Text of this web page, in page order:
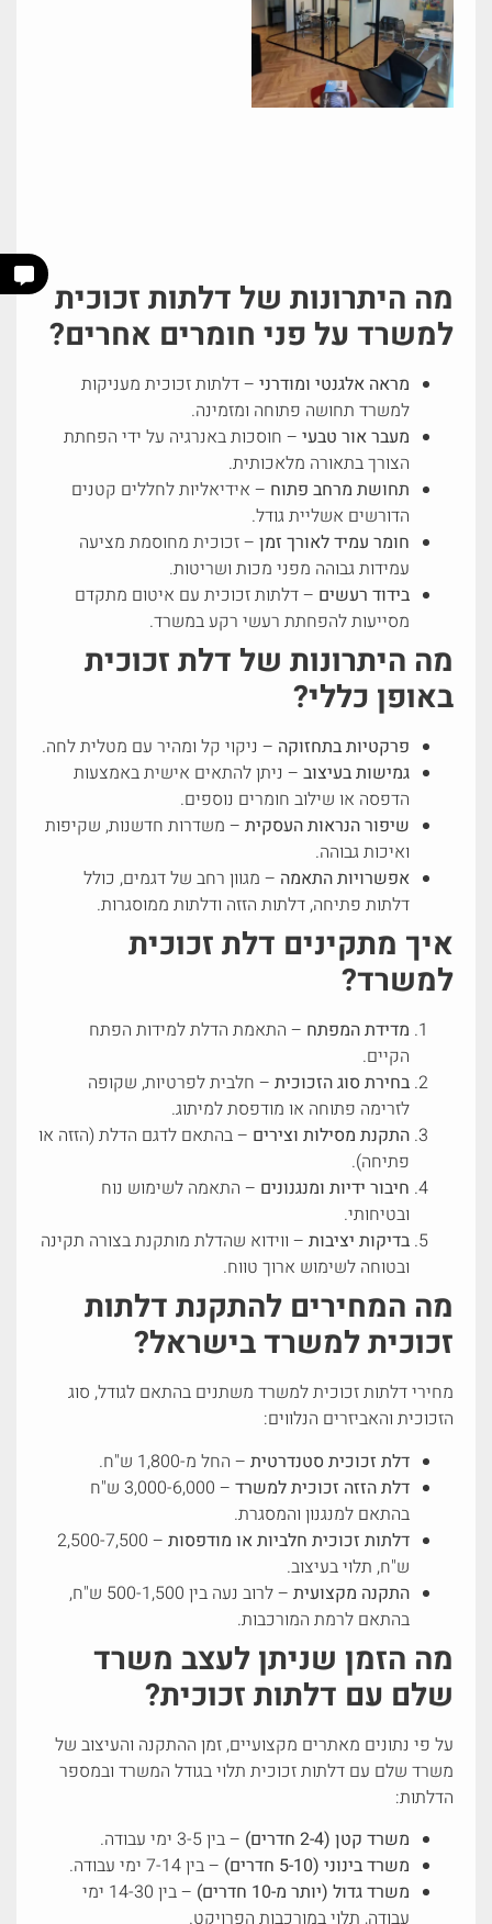
מה היתרונות של דלתות זכוכית
למשרד על פני חומרים אחרים?
מראה אלגנטי ומודרני – דלתות זכוכית מעניקות
למשרד תחושה פתוחה ומזמינה.
מעבר אור טבעי – חוסכות באנרגיה על ידי הפחתת
הצורך בתאורה מלאכותית.
תחושת מרחב פתוח – אידיאליות לחללים קטנים
הדורשים אשליית גודל.
חומר עמיד לאורך זמן – זכוכית מחוסמת מציעה
עמידות גבוהה מפני מכות ושריטות.
בידוד רעשים – דלתות זכוכית עם איטום מתקדם
מסייעות להפחתת רעשי רקע במשרד.
מה היתרונות של דלת זכוכית
באופן כללי?
פרקטיות בתחזוקה – ניקוי קל ומהיר עם מטלית לחה.
גמישות בעיצוב – ניתן להתאים אישית באמצעות
הדפסה או שילוב חומרים נוספים.
שיפור הנראות העסקית – משדרות חדשנות, שקיפות
ואיכות גבוהה.
אפשרויות התאמה – מגוון רחב של דגמים, כולל
דלתות פתיחה, דלתות הזזה ודלתות ממוסגרות.
איך מתקינים דלת זכוכית
למשרד?
מדידת המפתח – התאמת הדלת למידות הפתח
הקיים.
בחירת סוג הזכוכית – חלבית לפרטיות, שקופה
לזרימה פתוחה או מודפסת למיתוג.
התקנת מסילות וצירים – בהתאם לדגם הדלת (הזזה או
פתיחה).
חיבור ידיות ומנגנונים – התאמה לשימוש נוח
ובטיחותי.
בדיקות יציבות – ווידוא שהדלת מותקנת בצורה תקינה
ובטוחה לשימוש ארוך טווח.
מה המחירים להתקנת דלתות
זכוכית למשרד בישראל?
מחירי דלתות זכוכית למשרד משתנים בהתאם לגודל, סוג
הזכוכית והאביזרים הנלווים:
דלת זכוכית סטנדרטית – החל מ-1,800 ש"ח.
דלת הזזה זכוכית למשרד
– 3,000-6,000 ש"ח
בהתאם למנגנון והמסגרת.
דלתות זכוכית חלביות או מודפסות
– 2,500-7,500
ש"ח, תלוי בעיצוב.
התקנה מקצועית
– לרוב נעה בין 500-1,500 ש"ח,
בהתאם לרמת המורכבות.
מה הזמן שניתן לעצב משרד
שלם עם דלתות זכוכית?
על פי נתונים מאתרים מקצועיים, זמן ההתקנה והעיצוב של
משרד שלם עם דלתות זכוכית תלוי בגודל המשרד ובמספר
הדלתות:
משרד קטן (2-4 חדרים)
– בין 3-5 ימי עבודה.
משרד בינוני (5-10 חדרים)
– בין 7-14 ימי עבודה.
משרד גדול (יותר מ-10 חדרים)
– בין 14-30 ימי
עבודה, תלוי במורכבות הפרויקט.